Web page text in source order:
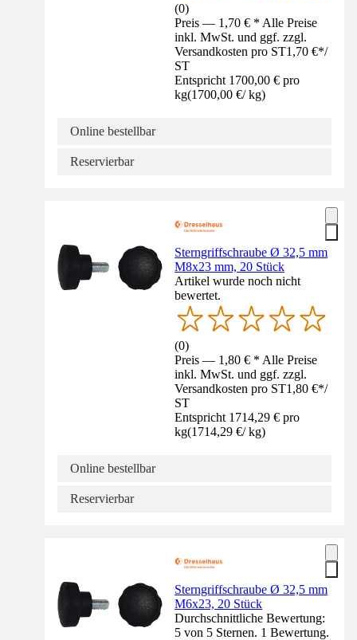
(0)
Preis — 1,70 € * Alle Preise
inkl. MwSt. und ggf. zzgl.
Versandkosten pro ST1,70 €*/
ST
Entspricht 1700,00 € pro
kg(1700,00 €/ kg)
Online bestellbar
Reservierbar
Sterngriffschraube Ø 32,5 mm
M8x23 mm, 20 Stück
Artikel wurde noch nicht
bewertet.
(0)
Preis — 1,80 € * Alle Preise
inkl. MwSt. und ggf. zzgl.
Versandkosten pro ST1,80 €*/
ST
Entspricht 1714,29 € pro
kg(1714,29 €/ kg)
Online bestellbar
Reservierbar
Sterngriffschraube Ø 32,5 mm
M6x23, 20 Stück
Durchschnittliche Bewertung:
5 von 5 Sternen. 1 Bewertung.